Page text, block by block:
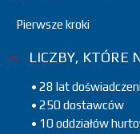
Pierwsze kroki
LICZBY, KTÓRE
• 28 lat
• 250 dostawców
• 10 oddziałów